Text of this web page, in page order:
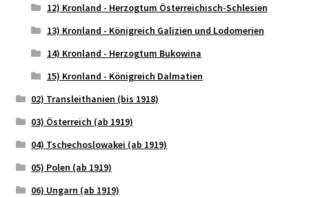
12) Kronland - Herzogtum Österreichisch-Schlesien
13) Kronland - Königreich Galizien und Lodomerien
14) Kronland - Herzogtum Bukowina
15) Kronland - Königreich Dalmatien
02) Transleithanien (bis 1918)
03) Österreich (ab 1919)
04) Tschechoslowakei (ab 1919)
05) Polen (ab 1919)
06) Ungarn (ab 1919)